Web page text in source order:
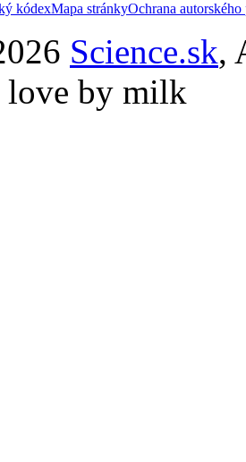
kódexMapa stránkyOchrana autorského
Science.sk,
love by milk